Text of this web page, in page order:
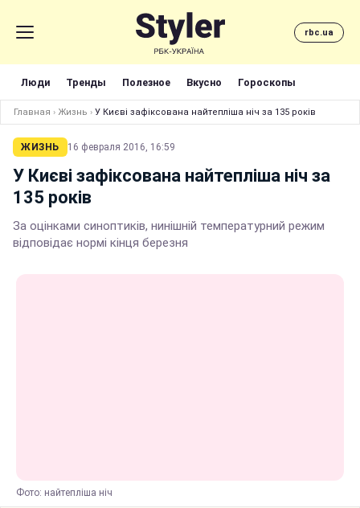
rbc.ua
Люди Тренды Полезное Вкусно Гороскопы
Главная › Жизнь › У Києві зафіксована найтепліша ніч за 135 років
ЖИЗНЬ 16 февраля 2016, 16:59
У Києві зафіксована найтепліша ніч за
135 років
За оцінками синоптиків, нинішній температурний режим
відповідає нормі кінця березня
Фото: найтепліша ніч